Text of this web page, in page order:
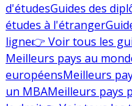
d'étudesGuides des
études à l'étranger
ligne👉 Voir tous les
Meilleurs pays au
européensMeilleurs
un MBAMeilleurs pays